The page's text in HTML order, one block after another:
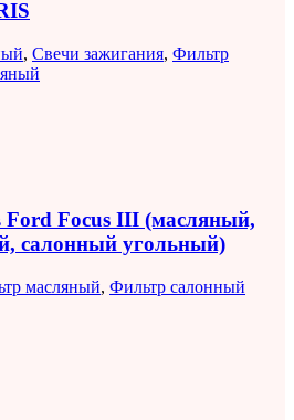
, Свечи зажигания, Фильтр
Ford Focus III (масляный,
салонный угольный)
масляный, Фильтр салонный